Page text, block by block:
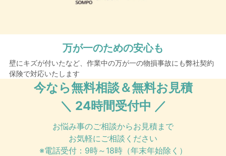
万が一のための安心も
壁にキズが付いたなど、作業中の万が一の物損事故にも弊社契約
保険で対応いたします
今なら無料相談＆無料お見積
＼ 24時間受付中 ／
お悩み事のご相談からお見積まで
お気軽にご相談ください
※電話受付：9時～18時（年末年始除く）